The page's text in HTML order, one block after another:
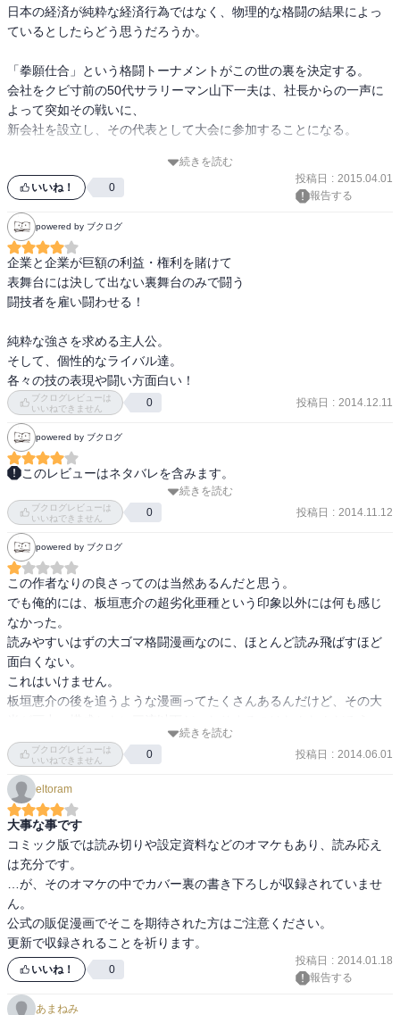
日本の経済が純粋な経済行為ではなく、物理的な格闘の結果によっ
ているとしたらどう思うだろうか。
「拳願仕合」という格闘トーナメントがこの世の裏を決定する。
会社をクビ寸前の50代サラリーマン山下一夫は、社長からの一声に
よって突如その戦いに、
新会社を設立し、その代表として大会に参加することになる。
ニ虎流という一代で途絶えた流派を引き継ぐ、十鬼蛇王馬という若
者を戦闘者に従えて参加したその大会は、
超巨大企業から国の暗部の人間まで、およそ日本の表裏どちもあや
つる人間たちが参加する、欲望の坩堝となっている。
人を殺さずにはいられない戦闘者たちのそれぞれの個性をぶつけあ
う戦いも、
権力と金銭欲、名誉欲に絡め取られた亡者たちの権謀術数もたまら
続きを読む
いいね！ 0
投稿日 : 2015.04.01
報告する
powered by ブクログ
企業と企業が巨額の利益・権利を賭けて
表舞台には決して出ない裏舞台のみで闘う
闘技者を雇い闘わせる！
純粋な強さを求める主人公。
そして、個性的なライバル達。
各々の技の表現や闘い方面白い！
ブクログレビューは
いいねできません
0 投稿日 : 2014.12.11
powered by ブクログ
このレビューはネタバレを含みます。
各企業同士で、取引の変わりに行われる武による試合と、その代表
者たちで行われる権力争いを描くマンガ。
バキやタフというよりは、嘘食いのバトルに近いでしょうか。
バトルは王道。
色んな武術や武道を極めたものが、企業代表として、また、強者を
求めたたかう感じです。
とりあえず、トーナメントが始まる前に、王馬さんは１回負けたら
よかったかなぁーと。
話的には、優勝まで負けられないトーナメントであるし、どうなん
でしょうね。
色々な人にちょっとしたフラグもみえてる気がするので、あ、こい
つも闘うのか感じがあればいいなー。
面白くはありますが、まだまだ、ストーリーや展開が従順なので、
変化があれば。
続きを読む
ブクログレビューは
いいねできません
0 投稿日 : 2014.11.12
powered by ブクログ
この作者なりの良さってのは当然あるんだと思う。
でも俺的には、板垣恵介の超劣化亜種という印象以外には何も感じ
なかった。
読みやすいはずの大ゴマ格闘漫画なのに、ほとんど読み飛ばすほど
面白くない。
これはいけません。
板垣恵介の後を追うような漫画ってたくさんあるんだけど、その大
板垣恵介と同じ道を行こうとするなら、実は結構なレベルの漫画力
が求められると思うんだよね。
板垣恵介と同じ道をたどりつつ、オリジナリティに昇華した作家っ
て、俺の知る限りだと高遠るいくらいじゃないかと思う。
同じ道に入り込んで迷走しまくってる作家はかなりいると思うぞ。
この漫画、板垣恵介以外にも色々な作家のテイストを感じる。
読んでいるといちいち他の漫画家の匂いを感じてしまい冷めてしま
う。
いろんな漫画の寄せ集めという印象からどうしても抜け出せない。
続きを読む
ブクログレビューは
いいねできません
0 投稿日 : 2014.06.01
eltoram
大事な事です
コミック版では読み切りや設定資料などのオマケもあり、読み応え
は充分です。
…が、そのオマケの中でカバー裏の書き下ろしが収録されていませ
ん。
公式の販促漫画でそこを期待された方はご注意ください。
更新で収録されることを祈ります。
いいね！ 0
投稿日 : 2014.01.18
報告する
あまねみ